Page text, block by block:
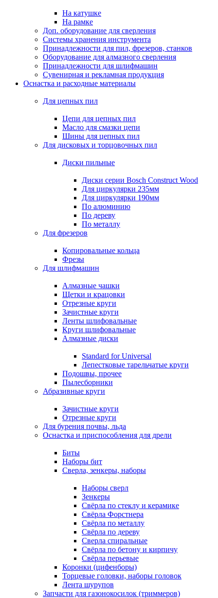
На катушке
На рамке
Доп. оборудование для сверления
Системы хранения инструмента
Принадлежности для пил, фрезеров, станков
Оборудование для алмазного сверления
Принадлежности для шлифмашин
Сувенирная и рекламная продукция
Оснастка и расходные материалы
Для цепных пил
Цепи для цепных пил
Масло для смазки цепи
Шины для цепных пил
Для дисковых и торцовочных пил
Диски пильные
Диски серии Bosch Construct Wood
Для циркулярки 235мм
Для циркулярки 190мм
По алюминию
По дереву
По металлу
Для фрезеров
Копировальные кольца
Фрезы
Для шлифмашин
Алмазные чашки
Щетки и крацовки
Отрезные круги
Зачистные круги
Ленты шлифовальные
Круги шлифовальные
Алмазные диски
Standard for Universal
Лепестковые тарельчатые круги
Подошвы, прочее
Пылесборники
Абразивные круги
Зачистные круги
Отрезные круги
Для бурения почвы, льда
Оснастка и приспособления для дрели
Биты
Наборы бит
Сверла, зенкеры, наборы
Наборы сверл
Зенкеры
Свёрла по стеклу и керамике
Свёрла Форстнера
Свёрла по металлу
Свёрла по дереву
Сверла спиральные
Свёрла по бетону и кирпичу
Свёрла перьевые
Коронки (цифенборы)
Торцевые головки, наборы головок
Лента шурупов
Запчасти для газонокосилок (триммеров)